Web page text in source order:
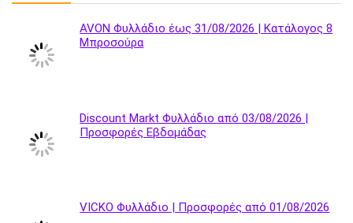
AVON Φυλλάδιο έως 31/08/2026 | Κατάλογος 8
Μπροσούρα
Discount Markt Φυλλάδιο από 03/08/2026 |
Προσφορές Εβδομάδας
VICKO Φυλλάδιο | Προσφορές από 01/08/2026